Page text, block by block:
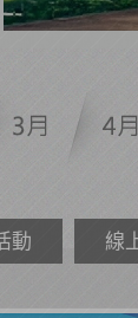
動 線